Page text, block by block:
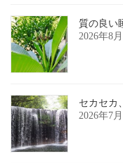
質の良い
2026年8
セカセカ
2026年7